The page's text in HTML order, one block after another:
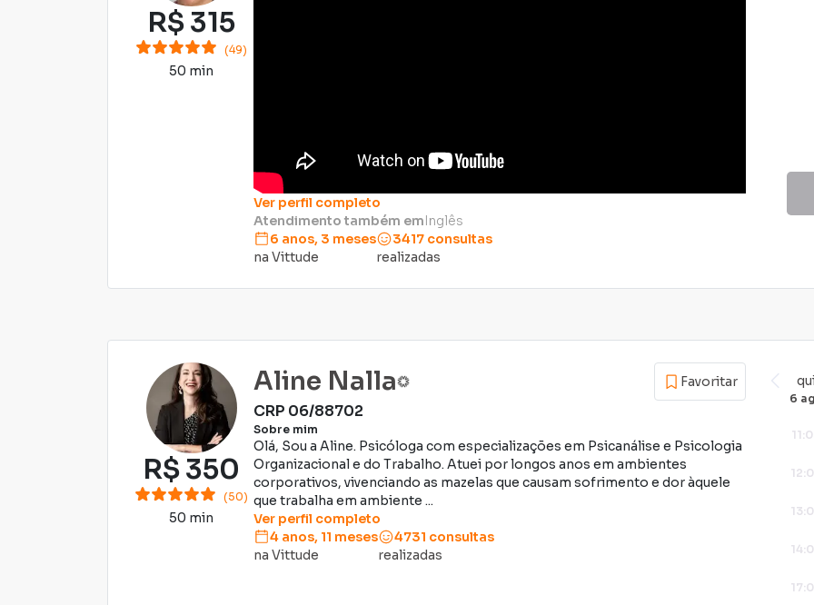
R$315
(49)
50 min
Ver perfil completo
Atendimento também emInglês
6 anos, 3 meses
na Vittude
3417consultas
realizadas
R$350
(50)
50 min
Aline Nalla Favoritar
CRP 06/88702
Sobre mim
Olá, Sou a Aline. Psicóloga com especializações em Psicanálise e Psicologia
Organizacional e do Trabalho. Atuei por longos anos em ambientes
corporativos, vivenciando as mazelas que causam sofrimento e dor àquele
que trabalha em ambiente ...
Ver perfil completo
4 anos, 11 meses
na Vittude
4731 consultas
realizadas
6